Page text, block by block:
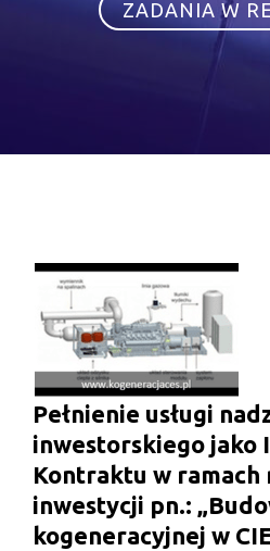
ZADANIA W
REALIZACJE
Pełnienie usługi
inwestorskiego jako
Kontraktu w ramach
inwestycji pn.:
kogeneracyjnej w